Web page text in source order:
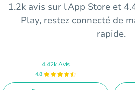
1.2k avis sur l'App Store et
Play, restez connecté de
rapide.
4.42k Avis
4.8